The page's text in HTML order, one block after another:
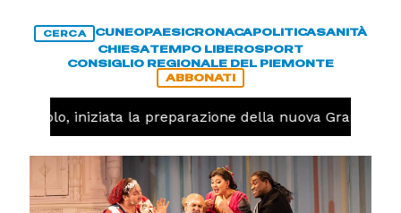
CERCA CUNEOPAESICRONACAPOLITICASANITÀ
CHIESATEMPO LIBEROSPORT
CONSIGLIO REGIONALE DEL PIEMONTE
ABBONATI
iniziata la preparazione della nuova Granda